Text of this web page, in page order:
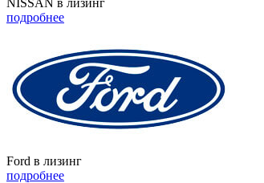
подробнее
Ford в лизинг
подробнее